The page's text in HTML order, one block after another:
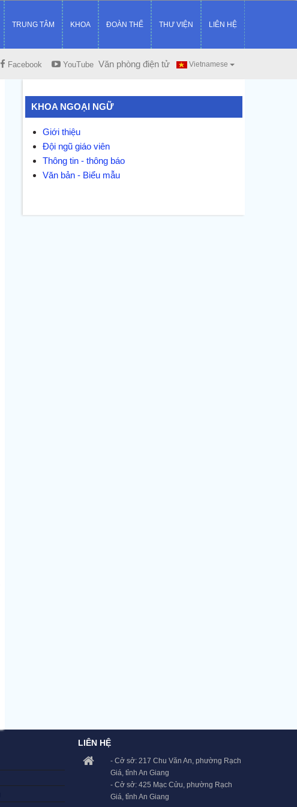
TRUNG TÂM KHOA ĐOÀN THỂ THƯ VIỆN LIÊN HỆ
Vietnamese
Facebook YouTube Văn phòng điện tử
KHOA NGOẠI NGỮ
Giới thiệu
Đội ngũ giáo viên
Thông tin - thông báo
Văn bản - Biểu mẫu
LIÊN HỆ
- Cở sở: 217 Chu Văn An, phường Rạch
Giá, tỉnh An Giang
- Cở sở: 425 Mạc Cửu, phường Rạch
Giá, tỉnh An Giang